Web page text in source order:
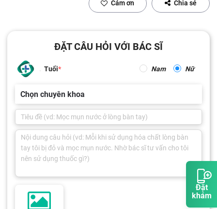
Đặt
khám
Cảm ơn Chia sẻ
ĐẶT CÂU HỎI VỚI BÁC SĨ
Tuổi Nam Nữ
Chọn chuyên khoa